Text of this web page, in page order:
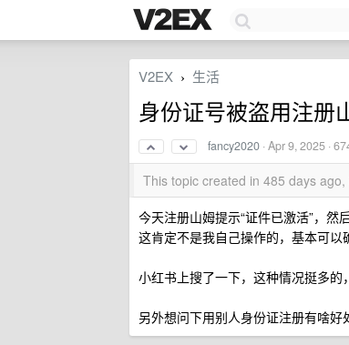
V2EX › 生活
身份证号被盗用注册
fancy2020 ·Apr 9, 2025 ·
This topic created in 485 days
今天注册山姆提示“证件已激活”，然
这肯定不是我自己操作的，基本可
小红书上搜了一下，这种情况挺多的
另外想问下用别人身份证注册有啥